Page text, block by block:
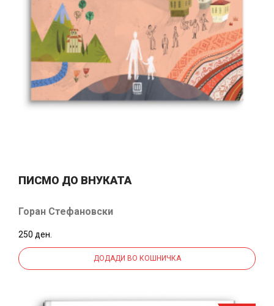
ПИСМО ДО ВНУКАТА
Горан Стефановски
250 ден.
ДОДАДИ ВО КОШНИЧКА